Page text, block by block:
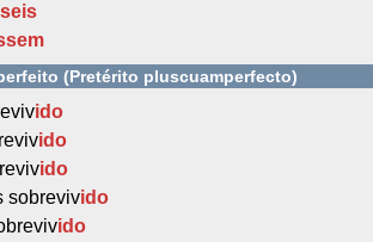
(Pretérito pluscuamperfecto)
ido
ido
ido
sobrevivido
ido